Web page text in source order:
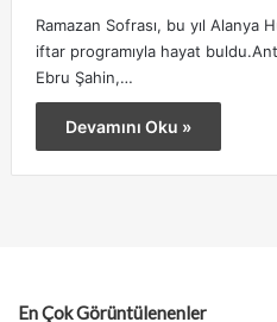
Ramazan Sofrası, bu yıl Alanya
iftar programıyla hayat
Ebru Şahin,…
Devamını Oku »
En Çok Görüntülenenler